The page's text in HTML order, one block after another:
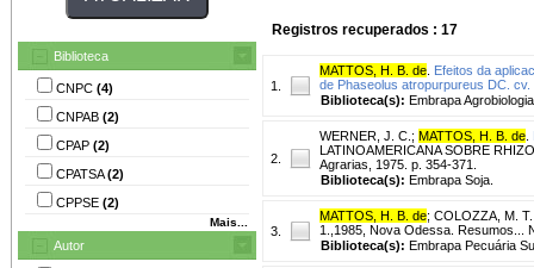
Biblioteca
CNPC (4)
CNPAB (2)
CPAP (2)
CPATSA(2)
CPPSE (2)
Mais...
Autor
Registros recuperados : 17
1.
MATTOS, H. B. de Efeitos da
de Phaseolus atropurpureus DC. cv.
Biblioteca(s): Embrapa
2.
WERNER, J. C. ; MATTOS, H. B. de
LATINOAMERICANA SOBRE
Agrarias, 1975. p. 354-371.
Biblioteca(s): Embrapa Soja.
3.
MATTOS, H. B. de; COLOZZA, M. T.
1.,1985, Nova Odessa. Resumos...
Biblioteca(s): Embrapa Pecuária